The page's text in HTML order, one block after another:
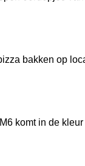
bakken op
komt in de